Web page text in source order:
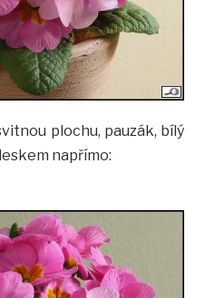
plochu, pauzák, bílý
napřímo: